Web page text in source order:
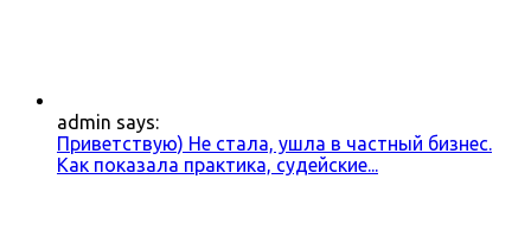
admin says:
Приветствую) Не стала, ушла в частный бизнес.
Как показала практика, судейские...